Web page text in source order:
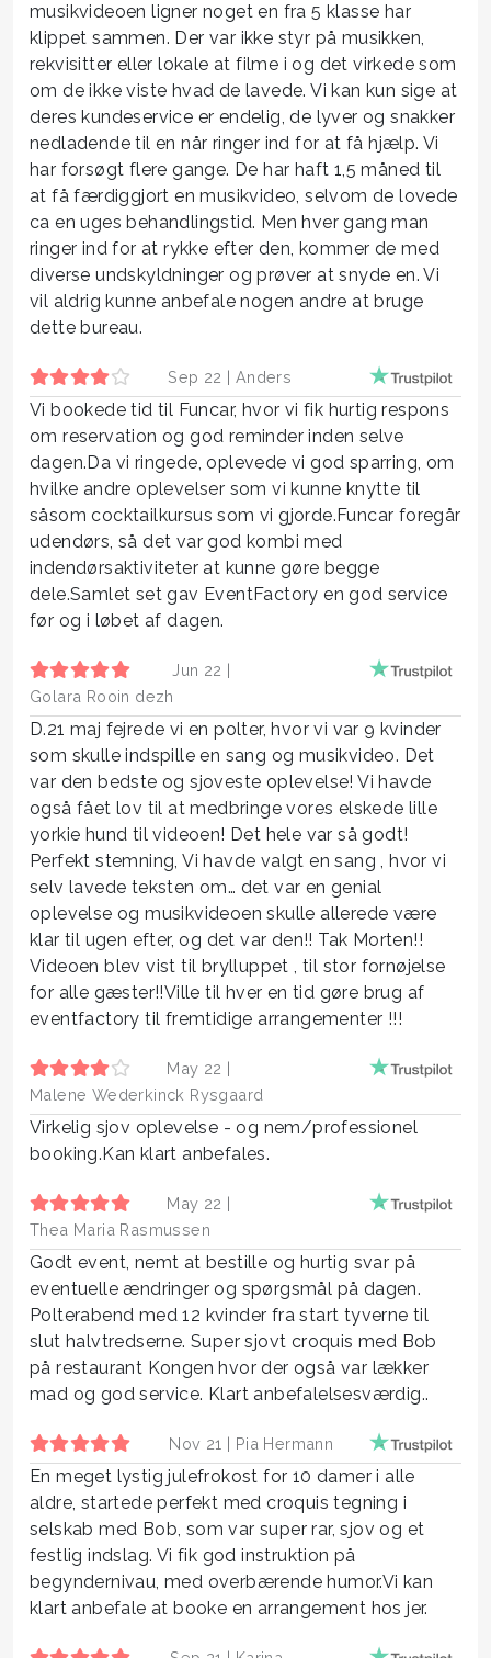
musikvideoen ligner noget en fra 5 klasse har
klippet sammen. Der var ikke styr på musikken,
rekvisitter eller lokale at filme i og det virkede som
om de ikke viste hvad de lavede. Vi kan kun sige at
deres kundeservice er endelig, de lyver og snakker
nedladende til en når ringer ind for at få hjælp. Vi
har forsøgt flere gange. De har haft 1,5 måned til
at få færdiggjort en musikvideo, selvom de lovede
ca en uges behandlingstid. Men hver gang man
ringer ind for at rykke efter den, kommer de med
diverse undskyldninger og prøver at snyde en. Vi
vil aldrig kunne anbefale nogen andre at bruge
dette bureau.
Sep 22 | Anders
Vi bookede tid til Funcar, hvor vi fik hurtig respons
om reservation og god reminder inden selve
dagen.Da vi ringede, oplevede vi god sparring, om
hvilke andre oplevelser som vi kunne knytte til
såsom cocktailkursus som vi gjorde.Funcar foregår
udendørs, så det var god kombi med
indendørsaktiviteter at kunne gøre begge
dele.Samlet set gav EventFactory en god service
før og i løbet af dagen.
Jun 22 |
Golara Rooin dezh
D.21 maj fejrede vi en polter, hvor vi var 9 kvinder
som skulle indspille en sang og musikvideo. Det
var den bedste og sjoveste oplevelse! Vi havde
også fået lov til at medbringe vores elskede lille
yorkie hund til videoen! Det hele var så godt!
Perfekt stemning, Vi havde valgt en sang , hvor vi
selv lavede teksten om… det var en genial
oplevelse og musikvideoen skulle allerede være
klar til ugen efter, og det var den!! Tak Morten!!
Videoen blev vist til brylluppet , til stor fornøjelse
for alle gæster!!Ville til hver en tid gøre brug af
eventfactory til fremtidige arrangementer !!!
May 22 |
Malene Wederkinck Rysgaard
Virkelig sjov oplevelse - og nem/professionel
booking.Kan klart anbefales.
May 22 |
Thea Maria Rasmussen
Godt event, nemt at bestille og hurtig svar på
eventuelle ændringer og spørgsmål på dagen.
Polterabend med 12 kvinder fra start tyverne til
slut halvtredserne. Super sjovt croquis med Bob
på restaurant Kongen hvor der også var lækker
mad og god service. Klart anbefalelsesværdig..
Nov 21 | Pia Hermann
En meget lystig julefrokost for 10 damer i alle
aldre, startede perfekt med croquis tegning i
selskab med Bob, som var super rar, sjov og et
festlig indslag. Vi fik god instruktion på
begyndernivau, med overbærende humor.Vi kan
klart anbefale at booke en arrangement hos jer.